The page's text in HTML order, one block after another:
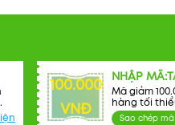
100.000
VNĐ
NHẬP
Mã giảm
hàng tối
Sao chép mã